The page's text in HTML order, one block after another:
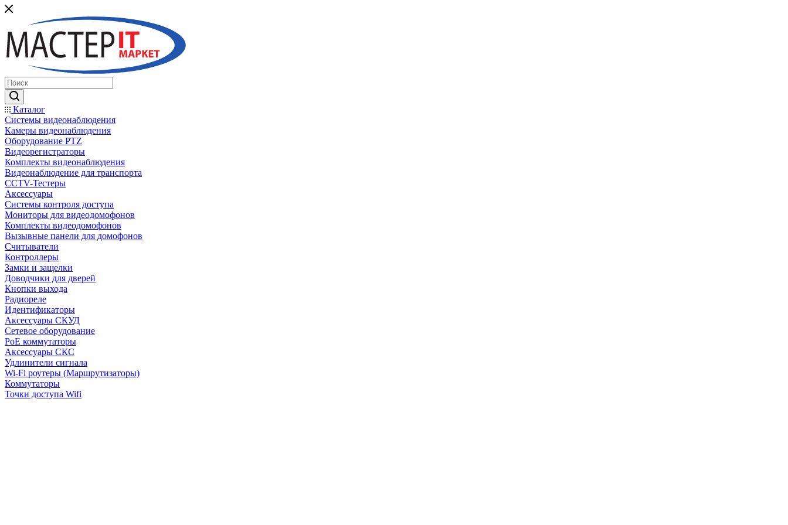
Каталог
Системы видеонаблюдения
Камеры видеонаблюдения
Оборудование PTZ
Видеорегистраторы
Комплекты видеонаблюдения
Видеонаблюдение для транспорта
CCTV-Тестеры
Аксессуары
Системы контроля доступа
Мониторы для видеодомофонов
Комплекты видеодомофонов
Вызывные панели для домофонов
Считыватели
Контроллеры
Замки и защелки
Доводчики для дверей
Кнопки выхода
Радиореле
Идентификаторы
Аксессуары СКУД
Сетевое оборудование
PoE коммутаторы
Аксессуары СКС
Удлинители сигнала
Wi-Fi роутеры (Маршрутизаторы)
Коммутаторы
Точки доступа Wifi